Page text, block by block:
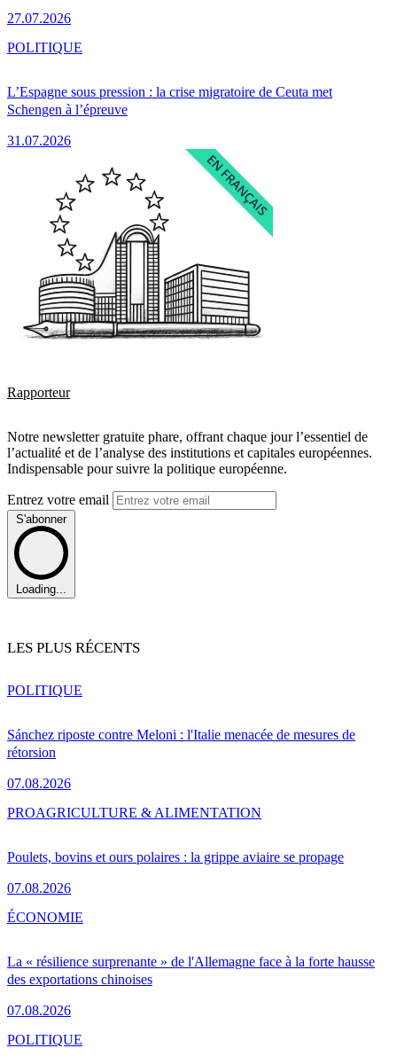
27.07.2026
L’Espagne sous pression : la crise migratoire de Ceuta met
Schengen à l’épreuve
31.07.2026
POLITIQUE
Rapporteur
Notre newsletter gratuite phare, offrant chaque jour l’essentiel de
l’actualité et de l’analyse des institutions et capitales européennes.
Indispensable pour suivre la politique européenne.
Entrez votre email
S'abonner
Loading...
LES PLUS RÉCENTS
Sánchez riposte contre Meloni : l'Italie menacée de mesures de
rétorsion
07.08.2026
POLITIQUE
Poulets, bovins et ours polaires : la grippe aviaire se propage
07.08.2026
PROAGRICULTURE & ALIMENTATION
La « résilience surprenante » de l'Allemagne face à la forte hausse
des exportations chinoises
07.08.2026
ÉCONOMIE
POLITIQUE